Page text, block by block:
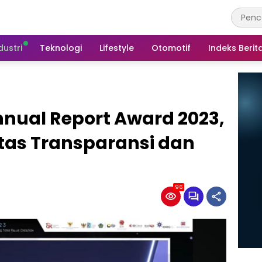
Teknologi Lifestyle Otomotif Indeks
Report Award 2023,
Transparansi dan
96